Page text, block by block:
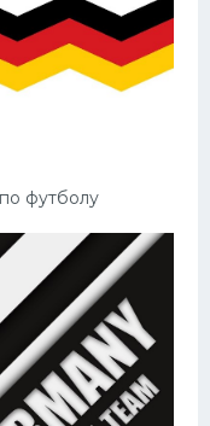
футболу